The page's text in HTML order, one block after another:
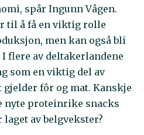
spår Ingunn Vågen.
til å få en viktig rolle
men kan også bli
flere av deltakerlandene
som en viktig del av
gjelder fôr og mat. Kanskje
proteinrike snacks
av belgvekster?